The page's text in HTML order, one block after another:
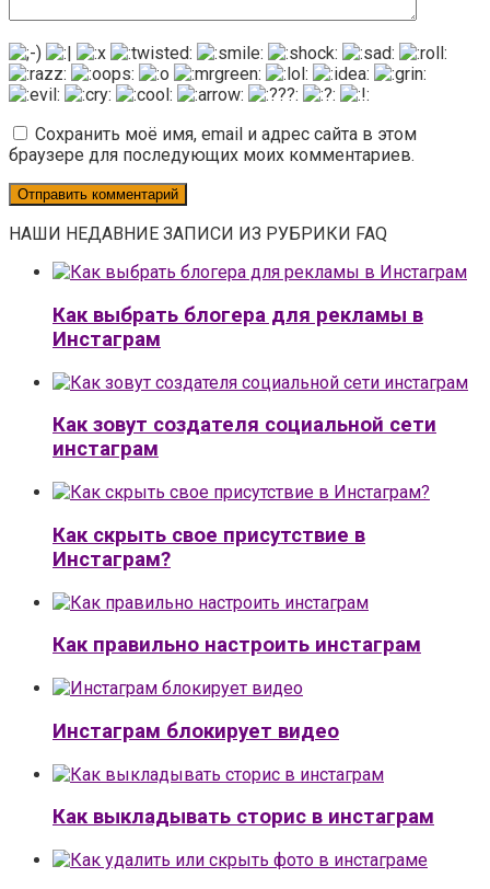
Сохранить моё имя, email и адрес сайта в этом
браузере для последующих моих комментариев.
НАШИ НЕДАВНИЕ ЗАПИСИ ИЗ РУБРИКИ FAQ
Как выбрать блогера для рекламы в
Инстаграм
Как зовут создателя социальной сети
инстаграм
Как скрыть свое присутствие в
Инстаграм?
Как правильно настроить инстаграм
Инстаграм блокирует видео
Как выкладывать сторис в инстаграм